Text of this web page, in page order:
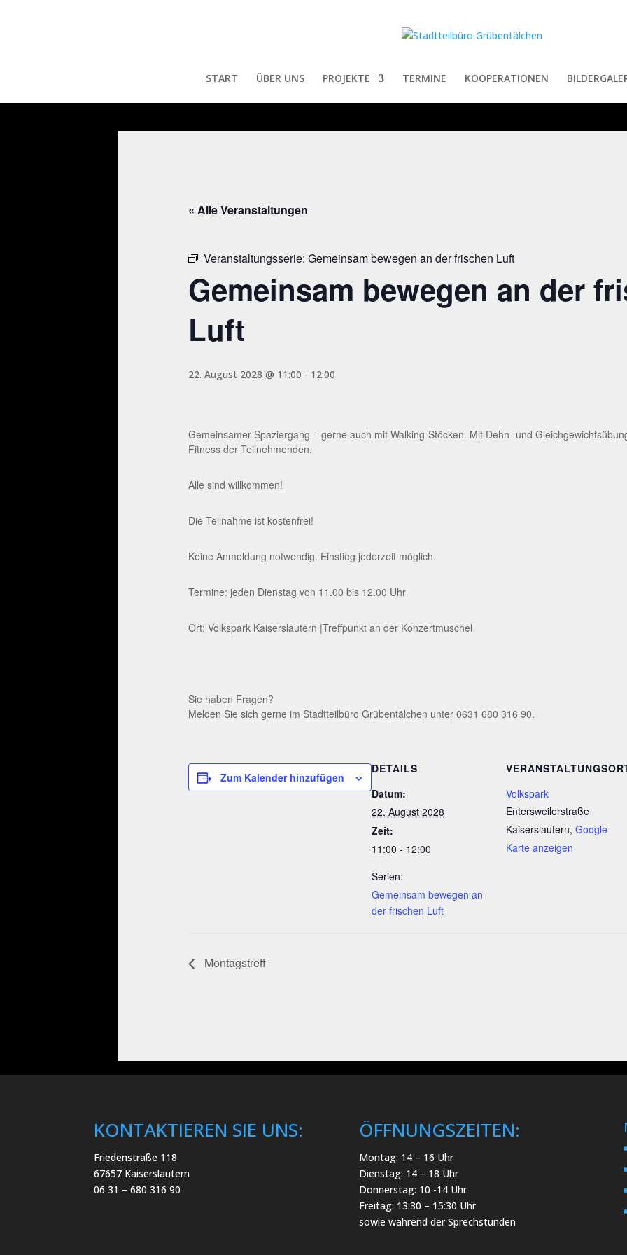
START ÜBER UNS PROJEKTE TERMINE KOOPERATIONEN
« Alle Veranstaltungen
Veranstaltungsserie: Gemeinsam bewegen an der frischen Luft
Gemeinsam bewegen an der
Luft
22. August 2028 @ 11:00 - 12:00
Gemeinsamer Spaziergang – gerne auch mit Walking-Stöcken. Mit Dehn- und
Fitness der Teilnehmenden.
Alle sind willkommen!
Die Teilnahme ist kostenfrei!
Keine Anmeldung notwendig. Einstieg jederzeit möglich.
Termine: jeden Dienstag von 11.00 bis 12.00 Uhr
Ort: Volkspark Kaiserslautern |Treffpunkt an der Konzertmuschel
Sie haben Fragen?
Melden Sie sich gerne im Stadtteilbüro Grübentälchen unter 0631 680 316 90.
Zum Kalender hinzufügen
DETAILS
Datum:
22. August 2028
Zeit:
11:00 - 12:00
Serien:
Gemeinsam bewegen an
der frischen Luft
Volkspark
Entersweilerstraße
Kaiserslautern, Google
Karte anzeigen
Montagstreff
KONTAKTIEREN SIE UNS:
Friedenstraße 118
67657 Kaiserslautern
06 31 – 680 316 90
ÖFFNUNGSZEITEN:
Montag: 14 – 16 Uhr
Dienstag: 14 – 18 Uhr
Donnerstag: 10 -14 Uhr
Freitag: 13:30 – 15:30 Uhr
sowie während der Sprechstunden